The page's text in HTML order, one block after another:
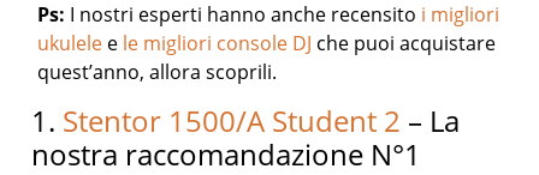
Ps: I nostri esperti hanno anche recensito i migliori
ukulele e le migliori console DJ che puoi acquistare
quest’anno, allora scoprili.
1. Stentor 1500/A Student 2 – La
nostra raccomandazione N°1